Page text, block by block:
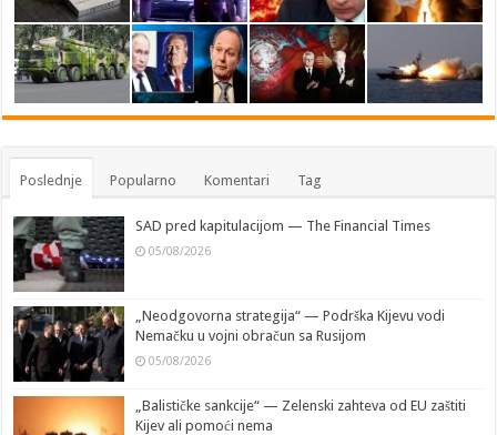
Poslednje Popularno Komentari Tag
SAD pred kapitulacijom — The Financial Times
05/08/2026
„Neodgovorna strategija“ — Podrška Kijevu vodi
Nemačku u vojni obračun sa Rusijom
05/08/2026
„Balističke sankcije“ — Zelenski zahteva od EU zaštiti
Kijev ali pomoći nema